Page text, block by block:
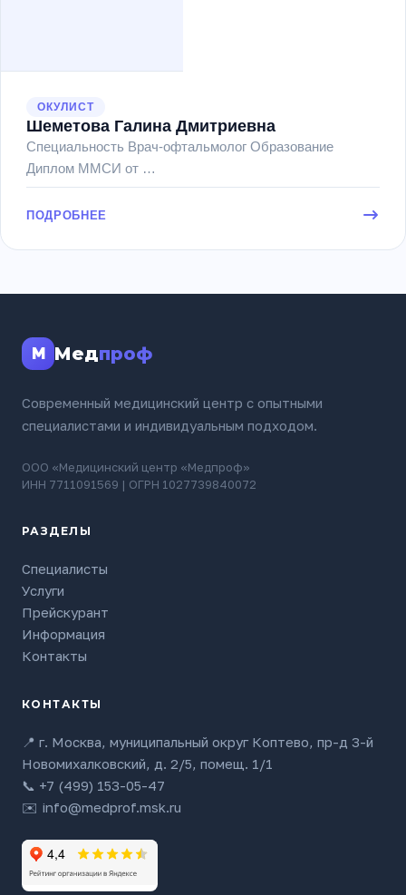
ОКУЛИСТ
Шеметова Галина Дмитриевна
Специальность Врач-офтальмолог Образование
Диплом ММСИ от …
ПОДРОБНЕЕ
M Медпроф
Современный медицинский центр с опытными
специалистами и индивидуальным подходом.
ООО «Медицинский центр «Медпроф»
ИНН 7711091569 | ОГРН 1027739840072
РАЗДЕЛЫ
Специалисты
Услуги
Прейскурант
Информация
Контакты
КОНТАКТЫ
📍 г. Москва, муниципальный округ Коптево, пр-д 3-й
Новомихалковский, д. 2/5, помещ. 1/1
📞 +7 (499) 153-05-47
✉️ info@medprof.msk.ru